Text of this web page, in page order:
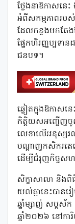
ថ្លែងនាឱកាសន
អំពីសកម្មភាពរប
ដែលកន្លង​មកតែ
ផ្នែកហិរញ្ញប្បទ
ជនបទ។
ឆ្លៀតក្នុងឱកាសន
កិត្តិយសអញ្ជើញចូ
លេខាលើអនុស្សរ
បណ្តាញកសិករត
ដើម្បីជំរុញកិច្ចសហ
សិក្ខាសាលា និង
យល់គ្នានេះបាន
ឆ្នាំម្សាញ់ សប្តស័
ឆ្នាំ២០២៦ នៅក